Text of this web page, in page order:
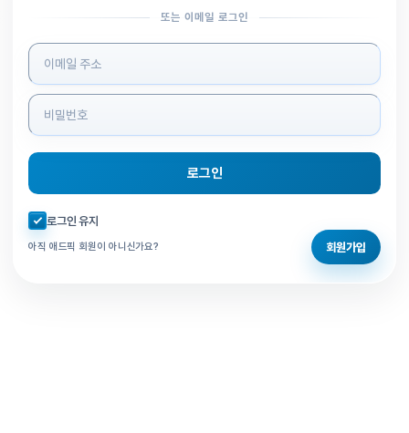
또는 이메일 로그인
로그인 정보 입력
로그인
자동로그인 체크
로그인 유지
아직 애드픽 회원이 아니신가요? 회원가입